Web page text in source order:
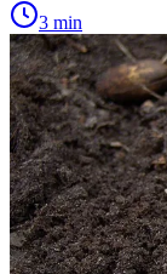
3 min